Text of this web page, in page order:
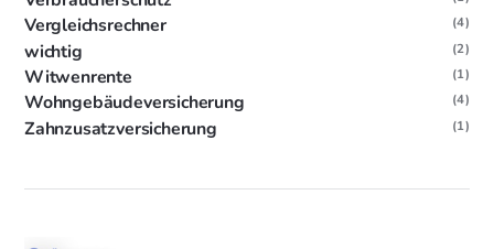
Vergleichsrechner (4)
wichtig (2)
Witwenrente (1)
Wohngebäudeversicherung (4)
Zahnzusatzversicherung (1)